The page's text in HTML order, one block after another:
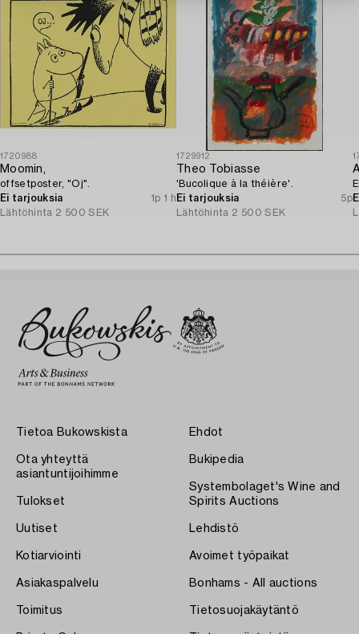
1720988
Moomin,
offsetposter, "Oj".
Ei tarjouksia
1p 1 h
Lähtöhinta 2 500 SEK
1729912
Theo Tobiasse
'Bucolique à la théière'.
Ei tarjouksia
5p
Lähtöhinta 2 500 SEK
Tietoa Bukowskista
Ota yhteyttä
asiantuntijoihimme
Tulokset
Uutiset
Kotiarviointi
Asiakaspalvelu
Toimitus
Ehdot
Bukipedia
Systembolaget's Wine and
Spirits Auctions
Lehdistö
Avoimet työpaikat
Bonhams - All auctions
Tietosuojakäytäntö